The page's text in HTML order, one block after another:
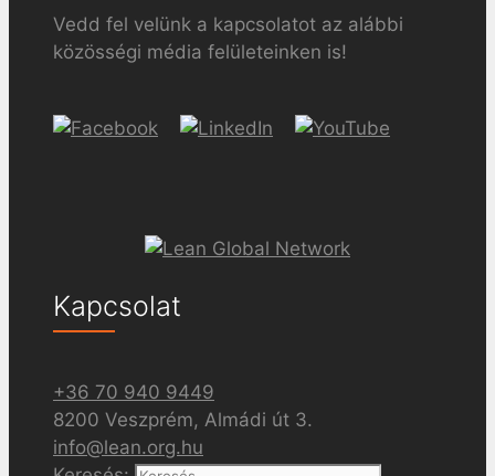
Vedd fel velünk a kapcsolatot az alábbi
közösségi média felületeinken is!
Kapcsolat
+36 70 940 9449
8200 Veszprém, Almádi út 3.
info@lean.org.hu